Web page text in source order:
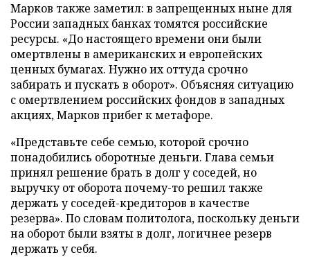
Марков также заметил: в запрещенных ныне для
России западных банках томятся российские
ресурсы. «До настоящего времени они были
омертвлены в американских и европейских
ценных бумагах. Нужно их оттуда срочно
забирать и пускать в оборот». Объясняя ситуацию
с омертвлением российских фондов в западных
акциях, Марков прибег к метафоре.
«Представьте себе семью, которой срочно
понадобились оборотные деньги. Глава семьи
принял решение брать в долг у соседей, но
выручку от оборота почему-то решил также
держать у соседей-кредиторов в качестве
резерва». По словам политолога, поскольку деньги
на оборот были взяты в долг, логичнее резерв
держать у себя.